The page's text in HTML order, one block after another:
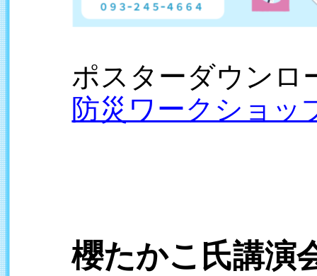
ポスターダウンロ
防災ワークショッ
櫻たかこ氏講演